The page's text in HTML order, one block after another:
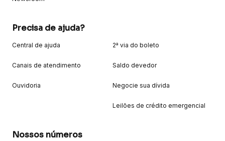
Precisa de ajuda?
Central de ajuda
Canais de atendimento
Ouvidoria
2ª via do boleto
Saldo devedor
Negocie sua dívida
Leilões de crédito emergencial
Nossos números